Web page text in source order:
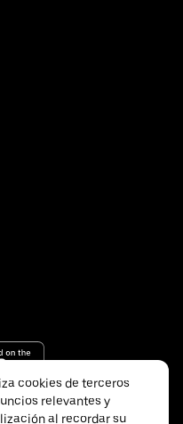
cookies de terceros
relevantes y
al recordar su